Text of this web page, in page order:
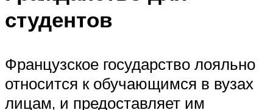
студентов
Французское государство лояльно
относится к обучающимся в вузах
лицам, и предоставляет им